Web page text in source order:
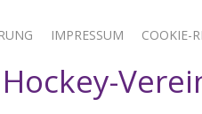
IMPRESSUM COOKIE-